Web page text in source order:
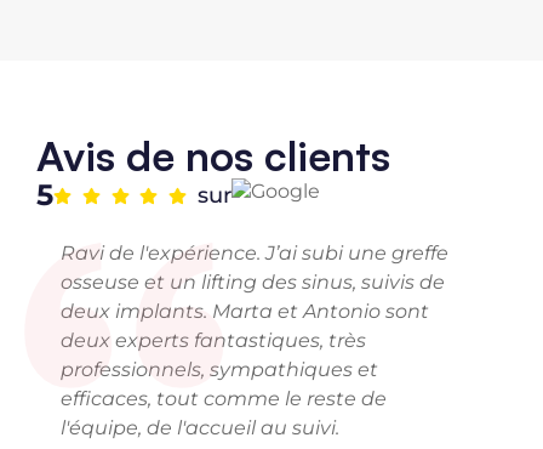
Avis de nos clients
5 sur
Ravi de l'expérience. J’ai subi une greffe
osseuse et un lifting des sinus, suivis de
deux implants. Marta et Antonio sont
deux experts fantastiques, très
professionnels, sympathiques et
efficaces, tout comme le reste de
l'équipe, de l'accueil au suivi.